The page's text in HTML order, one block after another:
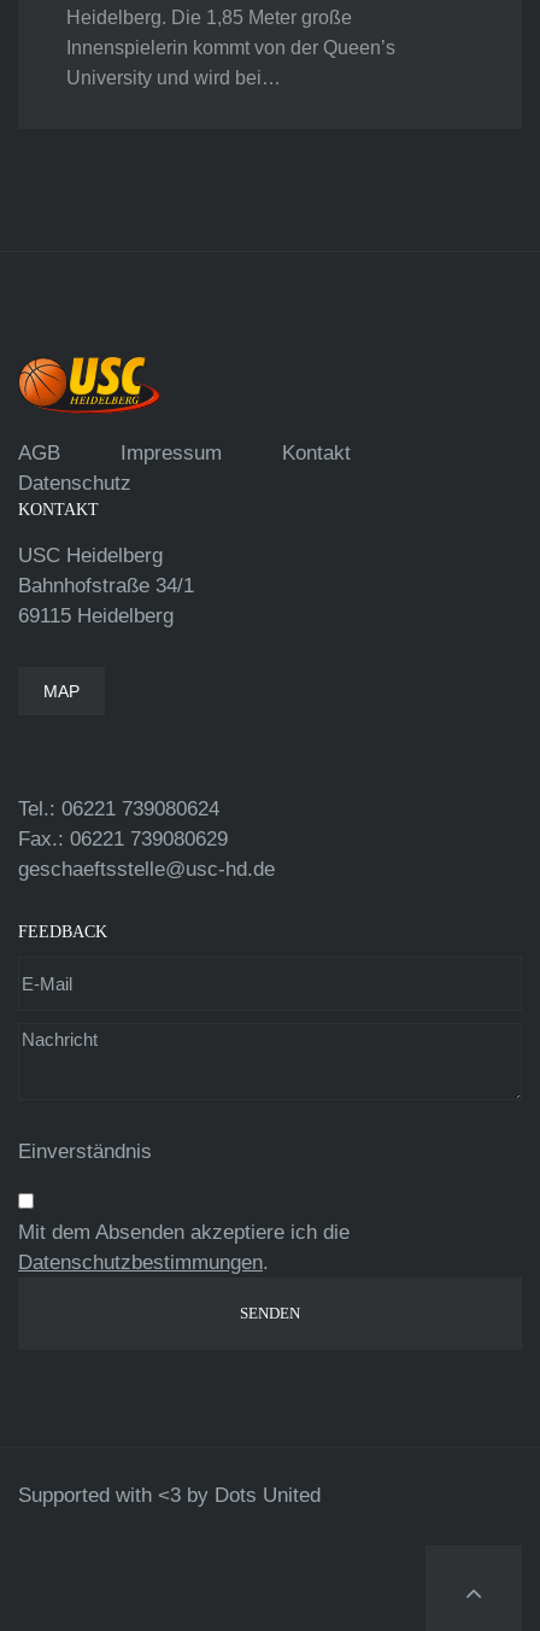
Heidelberg. Die 1,85 Meter große
Innenspielerin kommt von der Queen’s
University und wird bei…
AGB Impressum
Kontakt
Datenschutz
KONTAKT
USC Heidelberg
Bahnhofstraße 34/1
69115 Heidelberg
MAP
Tel.: 06221 739080624
Fax.: 06221 739080629
geschaeftsstelle@usc-hd.de
FEEDBACK
Einverständnis
Mit dem Absenden akzeptiere ich die
Datenschutzbestimmungen.
Supported with <3 by Dots United